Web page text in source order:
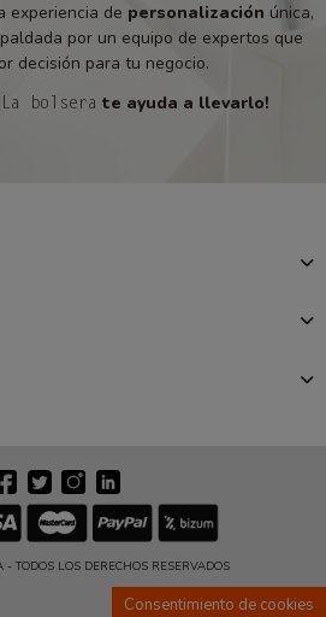
experiencia de personalización única,
por un equipo de expertos que
decisión para tu negocio.
La bolsera te ayuda a llevarlo!
TODOS LOS DERECHOS RESERVADOS
Consentimiento de cookies